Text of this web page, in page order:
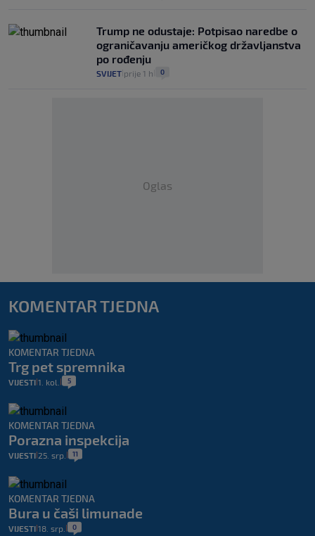
Trump ne odustaje: Potpisao naredbe o
ograničavanju američkog državljanstva
po rođenju
SVIJET prije 1 h 0
Oglas
KOMENTAR TJEDNA
KOMENTAR TJEDNA
Trg pet spremnika
VIJESTI 1. kol. 5
KOMENTAR TJEDNA
Porazna inspekcija
VIJESTI 25. srp. 11
KOMENTAR TJEDNA
Bura u čaši limunade
VIJESTI 18. srp. 0